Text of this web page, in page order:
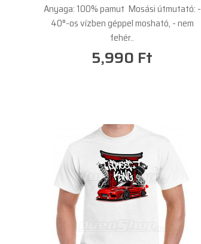
Anyaga: 100% pamut Mosási útmutató: -
40°-os vízben géppel mosható, - nem
fehér..
5,990 Ft